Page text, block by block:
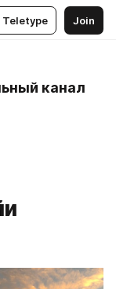
Teletype Join
канал